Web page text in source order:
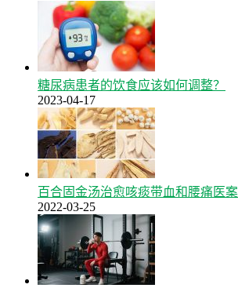
糖尿病患者的饮食应该如何调整？
2023-04-17
百合固金汤治愈咳痰带血和腰痛医
2022-03-25